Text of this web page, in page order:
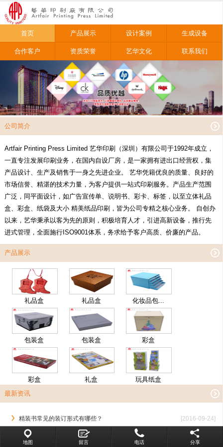
首页 产品展示 设计案例 生成设备
合作客户 资质荣誉 艺华文化 联系我们
公司简介
Artfair Printing Press Limited 艺华印刷（深圳）有限公司于1992年成立，
一直专注发展印刷业务，在国内自设厂房，是一家拥有进出口经营权，集
产品设计、生产及销售于一身之先进企业。 艺华凭籍优良的质量、良好的
市场信誉、精湛的技术力量，为客户提供一站式印刷服务。产品生产范围
广泛，同平面设计，如广告宣传单、说明书、彩卡、标签，以至立体礼品
盒、彩盒、纸袋及大小 精美纸品印刷，皆为公司专精之核心业务。 自创办
以来，艺华秉承以客为先的原则，积极培育人才，引进高新设备，推行先
进式管理，全面施行ISO9001体系，务求给予客户高质、价廉的产品。
产品展示
礼品盒 礼品盒 化妆品包...
包装盒 包装盒 彩盒
彩盒 礼盒
玩具纸盒
最新资讯
精装书常见的装订形式有哪些？ [2016-09-24]
画册印刷中对于画册设计环节的流... [2016-09-24]
地图 留言 电话 分享